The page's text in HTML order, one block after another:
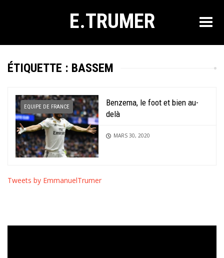
E.TRUMER
ÉTIQUETTE : BASSEM
EQUIPE DE FRANCE
Benzema, le foot et bien au-
delà
MARS 30, 2020
Tweets by EmmanuelTrumer